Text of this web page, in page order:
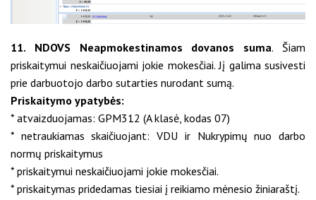
11. NDOVS Neapmokestinamos dovanos suma. Šiam
priskaitymui neskaičiuojami jokie mokesčiai. Jį galima susivesti
prie darbuotojo darbo sutarties nurodant sumą.
Priskaitymo ypatybės:
* atvaizduojamas: GPM312 (A klasė, kodas 07)
* netraukiamas skaičiuojant: VDU ir Nukrypimų nuo darbo
normų priskaitymus
* priskaitymui neskaičiuojami jokie mokesčiai.
* priskaitymas pridedamas tiesiai į reikiamo mėnesio žiniaraštį.